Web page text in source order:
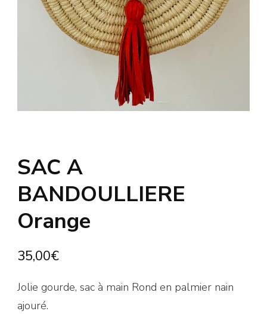
SAC A
BANDOULLIERE
Orange
35,00€
Jolie gourde, sac à main Rond en palmier nain
ajouré.